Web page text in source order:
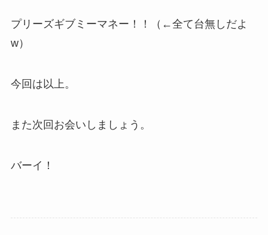
プリーズギブミーマネー！！（←全て台無しだよ
w）
今回は以上。
また次回お会いしましょう。
バーイ！